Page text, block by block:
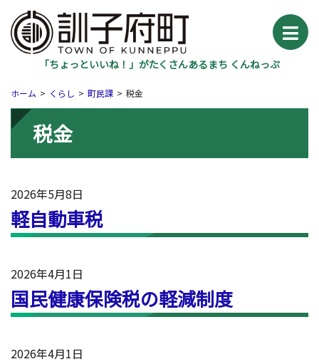
「ちょっといいね！」がたくさんあるまち くんねっぷ
ホーム くらし 町民課 税金
税金
2026年5月8日
軽自動車税
2026年4月1日
国民健康保険税の軽減制度
2026年4月1日